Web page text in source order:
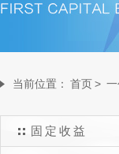
当前位置： 首页>
固定收益